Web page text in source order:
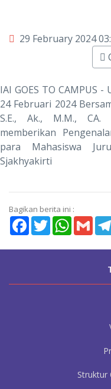
29 February 2024
IAI GOES TO CAMPUS -
24 Februari 2024
S.E., Ak., M.M.,
memberikan
para Mahasiswa
Sjakhyakirti
Bagikan berita ini :
Facebook
Twitter
Struktur